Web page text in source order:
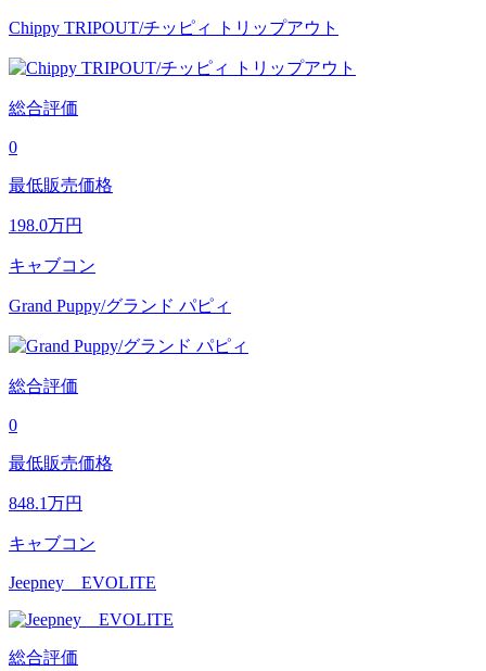
Chippy TRIPOUT/チッピィ トリップアウト
総合評価
0
最低販売価格
198.0万円
キャブコン
Grand Puppy/グランド パピィ
総合評価
0
最低販売価格
848.1万円
キャブコン
Jeepney EVOLITE
総合評価